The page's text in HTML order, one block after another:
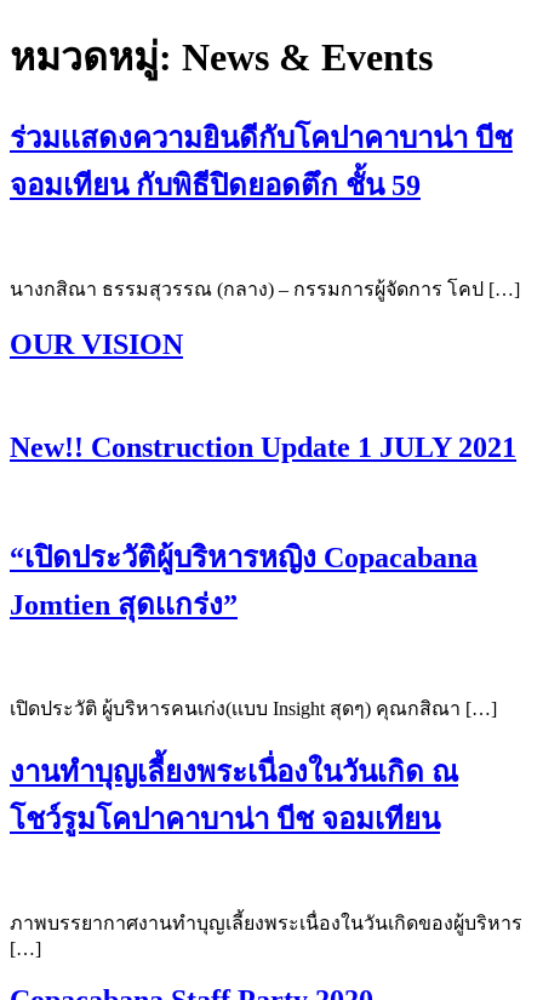
หมวดหมู่: News & Events
ร่วมเเสดงความยินดีกับโคปาคาบาน่า บีช
จอมเทียน กับพิธีปิดยอดตึก ชั้น 59
นางกสิณา ธรรมสุวรรณ (กลาง) – กรรมการผู้จัดการ โคป […]
OUR VISION
New!! Construction Update 1 JULY 2021
“เปิดประวัติผู้บริหารหญิง Copacabana
Jomtien สุดเเกร่ง”
เปิดประวัติ ผู้บริหารคนเก่ง(เเบบ Insight สุดๆ) คุณกสิณา […]
งานทำบุญเลี้ยงพระเนื่องในวันเกิด ณ
โชว์รูมโคปาคาบาน่า บีช จอมเทียน
ภาพบรรยากาศงานทำบุญเลี้ยงพระเนื่องในวันเกิดของผู้บริหาร
[…]